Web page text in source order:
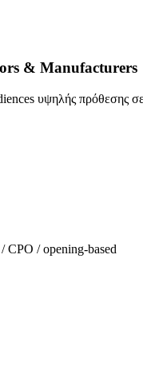
& Manufacturers
υψηλής
CPO / opening-based